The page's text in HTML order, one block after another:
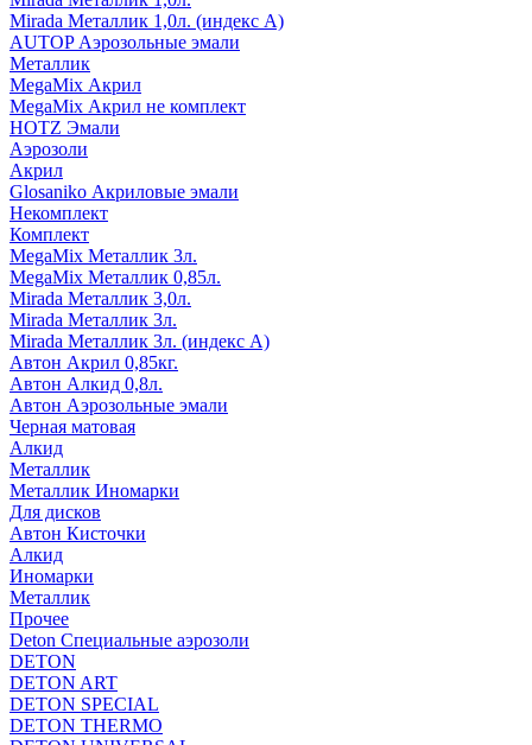
Mirada Металлик 1,0л. (индекс А)
AUTOP Аэрозольные эмали
Металлик
MegaMix Акрил
MegaMix Акрил не комплект
HOTZ Эмали
Аэрозоли
Акрил
Glosaniko Акриловые эмали
Некомплект
Комплект
MegaMix Металлик 3л.
MegaMix Металлик 0,85л.
Mirada Металлик 3,0л.
Mirada Металлик 3л.
Mirada Металлик 3л. (индекс А)
Автон Акрил 0,85кг.
Автон Алкид 0,8л.
Автон Аэрозольные эмали
Черная матовая
Алкид
Металлик
Металлик Иномарки
Для дисков
Автон Кисточки
Алкид
Иномарки
Металлик
Прочее
Deton Специальные аэрозоли
DETON
DETON ART
DETON SPECIAL
DETON THERMO